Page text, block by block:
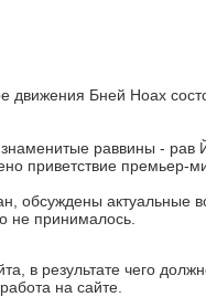
Бней Ноах
раввины - рав
приветствие премьер-
обсуждены актуальные
не принималось.
в результате чего
на сайте.